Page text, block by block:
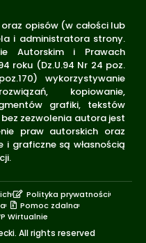
oraz opisów (w całości lub
i administratora strony.
Autorskim i Prawach
roku (Dz.U.94 Nr 24 poz.
wykorzystywanie
kopiowanie,
grafiki, tekstów
zezwolenia autora jest
praw autorskich oraz
graficzne są własnością
All rights reserved
Polityka prywatności
Pomoc zdalna
Wirtualnie